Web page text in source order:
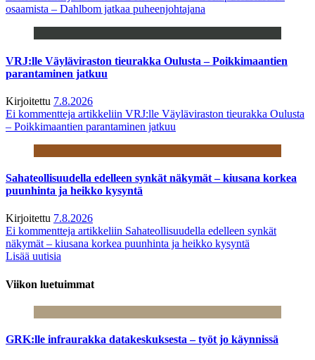
osaamista – Dahlbom jatkaa puheenjohtajana
VRJ:lle Väyläviraston tieurakka Oulusta – Poikkimaantien
parantaminen jatkuu
Kirjoitettu 7.8.2026
Ei kommentteja artikkeliin VRJ:lle Väyläviraston tieurakka Oulusta
– Poikkimaantien parantaminen jatkuu
Sahateollisuudella edelleen synkät näkymät – kiusana korkea
puunhinta ja heikko kysyntä
Kirjoitettu 7.8.2026
Ei kommentteja artikkeliin Sahateollisuudella edelleen synkät
näkymät – kiusana korkea puunhinta ja heikko kysyntä
Lisää uutisia
Viikon luetuimmat
GRK:lle infraurakka datakeskuksesta – työt jo käynnissä